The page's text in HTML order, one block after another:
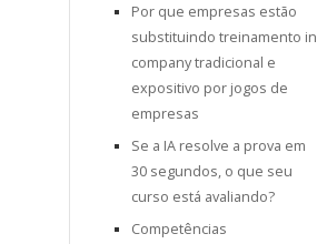
Por que empresas estão
substituindo treinamento in
company tradicional e
expositivo por jogos de
empresas
Se a IA resolve a prova em
30 segundos, o que seu
curso está avaliando?
Competências